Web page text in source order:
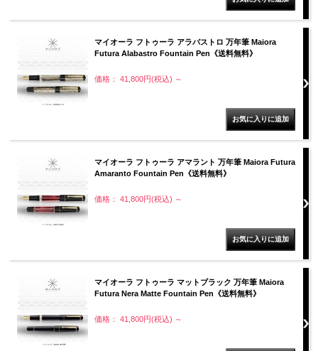
マイオーラ フトゥーラ アラバストロ 万年筆 Maiora
Futura Alabastro Fountain Pen《送料無料》
価格： 41,800円(税込) ～
マイオーラ フトゥーラ アマラント 万年筆 Maiora Futura
Amaranto Fountain Pen《送料無料》
価格： 41,800円(税込) ～
マイオーラ フトゥーラ マットブラック 万年筆 Maiora
Futura Nera Matte Fountain Pen《送料無料》
価格： 41,800円(税込) ～